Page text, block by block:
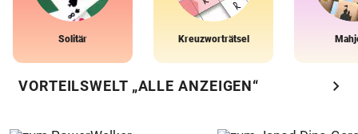
Solitär Kreuzworträtsel
VORTEILSWELT „ALLE ANZEIGEN“ chevron_right